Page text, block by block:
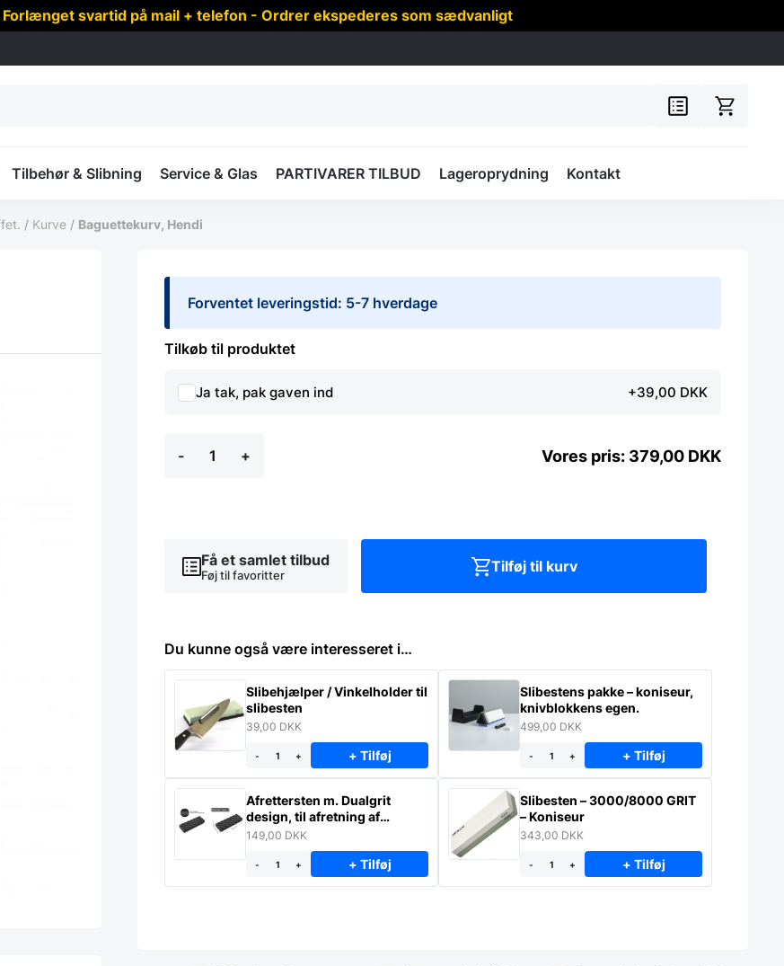
svartid på mail + telefon - Ordrer ekspederes som sædvanligt
Tilbehør & Slibning Service & Glas PARTIVARER TILBUD Lageroprydning Kontakt
/ Kurve / Baguettekurv, Hendi
Forventet leveringstid: 5-7 hverdage
Tilkøb til produktet
Ja tak, pak gaven ind +39,00 DKK
-
Hendi
+ 379,00 DKK
Få et samlet tilbud
Føj til favoritter Tilføj til kurv
Du kunne også være interesseret i…
Slibehjælper / Vinkelholder til
slibesten
39,00 DKK
- + + Tilføj
Afrettersten m. Dualgrit
design, til afretning af
slibesten
149,00 DKK
- + + Tilføj
Slibestens pakke – koniseur,
knivblokkens egen.
499,00 DKK
- + + Tilføj
Slibesten – 3000/8000 GRIT
– Koniseur
343,00 DKK
- + + Tilføj